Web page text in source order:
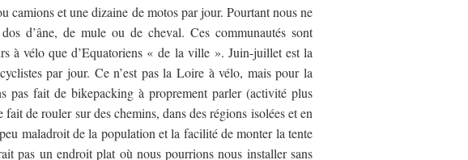
camions et une dizaine de motos par jour. Pourtant nous ne
d’âne, de mule ou de cheval. Ces communautés sont
à vélo que d’Equatoriens « de la ville ». Juin-juillet est la
par jour. Ce n’est pas la Loire à vélo, mais pour la
pas fait de bikepacking à proprement parler (activité plus
de rouler sur des chemins, dans des régions isolées et en
maladroit de la population et la facilité de monter la tente
pas un endroit plat où nous pourrions nous installer sans